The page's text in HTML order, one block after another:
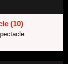
2026
(10)